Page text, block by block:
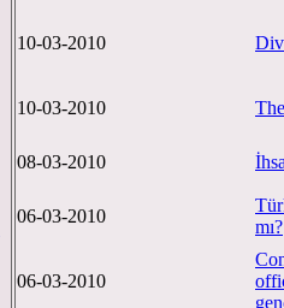
10-03-2010
10-03-2010
08-03-2010
06-03-2010
mı?
06-03-2010